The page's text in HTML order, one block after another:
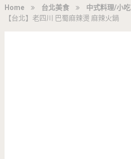
Home 台北美食
中式料理/小吃
【台北】老四川 巴蜀麻辣燙 麻辣火鍋